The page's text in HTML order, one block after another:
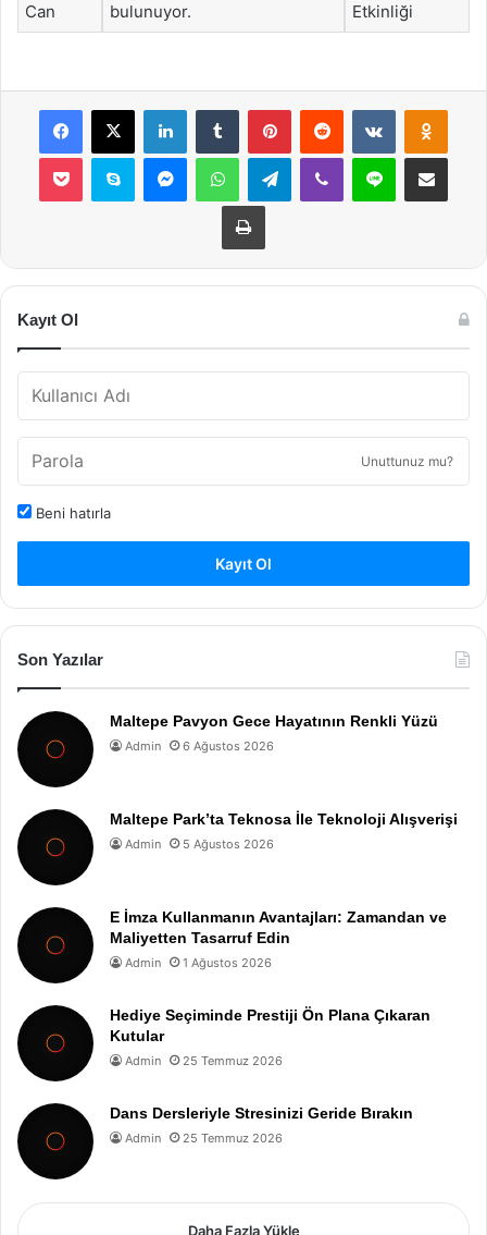
Can
bulunuyor.
Etkinliği
Facebook
X LinkedInTumblr PinterestReddit VKontakte
Pocket Skype MessengerWhatsAppTelegramViber Line E-Posta ile
Yazdır
Kayıt Ol
Unuttunuz mu?
Beni hatırla
Kayıt Ol
Son Yazılar
Maltepe Pavyon Gece Hayatının Renkli Yüzü
Admin 6 Ağustos 2026
Maltepe Park’ta Teknosa İle Teknoloji Alışverişi
Admin 5 Ağustos 2026
E İmza Kullanmanın Avantajları: Zamandan ve
Maliyetten Tasarruf Edin
Admin 1 Ağustos 2026
Hediye Seçiminde Prestiji Ön Plana Çıkaran
Kutular
Admin 25 Temmuz 2026
Dans Dersleriyle Stresinizi Geride Bırakın
Admin 25 Temmuz 2026
Daha Fazla Yükle